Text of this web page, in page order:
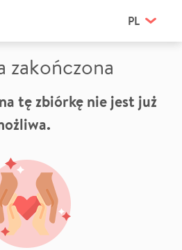
PL
zakończona
tę zbiórkę nie jest już